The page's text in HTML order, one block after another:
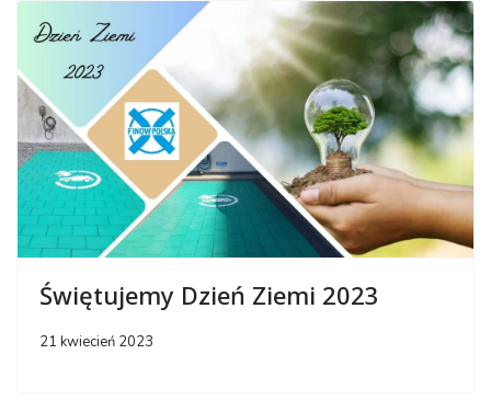
Świętujemy Dzień Ziemi 2023
21 kwiecień 2023